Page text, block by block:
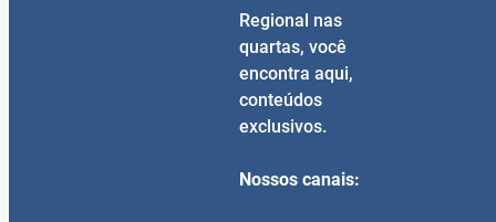
Regional nas
quartas, você
encontra aqui,
conteúdos
exclusivos.
Nossos canais: